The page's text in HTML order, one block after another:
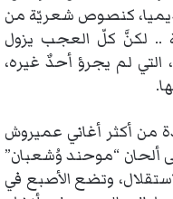
كنصوص شعريّة من
.. لكنَّ كلّ العجب يزول
لم يجرؤ أحدٌ غيره،
من أكثر أغاني عميروش
ألحان “موحند وُشعبان”
وتضع الأصبع في